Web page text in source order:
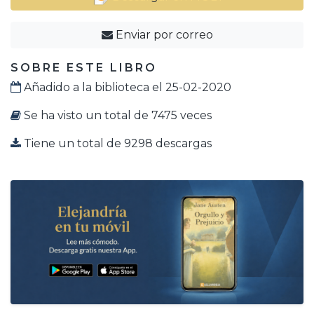
Enviar por correo
SOBRE ESTE LIBRO
Añadido a la biblioteca el 25-02-2020
Se ha visto un total de 7475 veces
Tiene un total de 9298 descargas